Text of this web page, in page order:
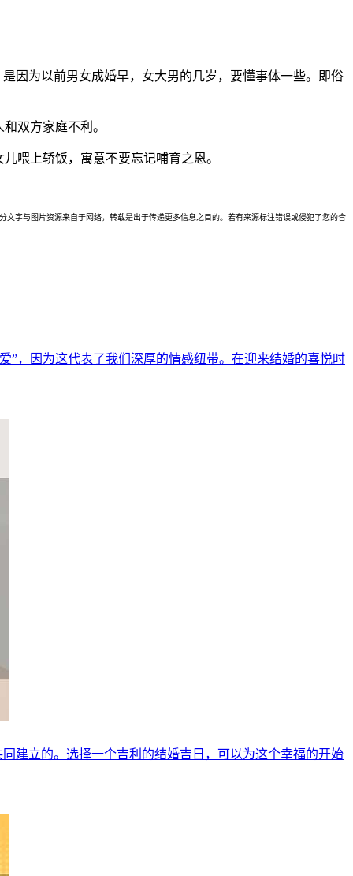
因为以前男女成婚早，女大男的几岁，要懂事体一些。即俗
双方家庭不利。
喂上轿饭，寓意不要忘记哺育之恩。
文字与图片资源来自于网络，转载是出于传递更多信息之目的。若有来源标注错误或侵犯了您的合
”，因为这代表了我们深厚的情感纽带。在迎来结婚的喜悦时
建立的。选择一个吉利的结婚吉日，可以为这个幸福的开始